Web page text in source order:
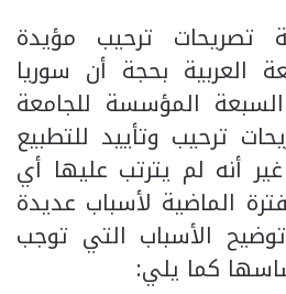
تصريحات ترحيب مؤيدة
العربية بحجة أن سوريا
المؤسسة للجامعة
ترحيب وتأييد للتطبيع
أنه لم يترتب عليها أي
الماضية لأسباب عديدة
الأسباب التي توجب
كما يلي: